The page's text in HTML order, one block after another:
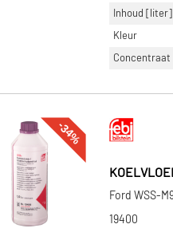
Inhoud [liter]
Kleur
Concentraat
-34%
Ford WSS-
19400